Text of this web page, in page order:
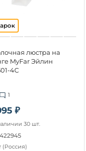
₽
люстра на
MyFar Эйлин
4C
1
30 шт.
(Россия)